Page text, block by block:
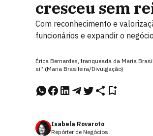
cresceu sem
Com reconhecimento e
funcionários e expandir o
Érica Bernardes, franqueada da Maria
si” (Maria Brasileira/Divulgação)
Isabela Rovaroto
Repórter de Negócios